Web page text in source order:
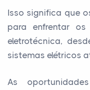
Isso significa que
para enfrentar
eletrotécnica,
sistemas elétricos
As